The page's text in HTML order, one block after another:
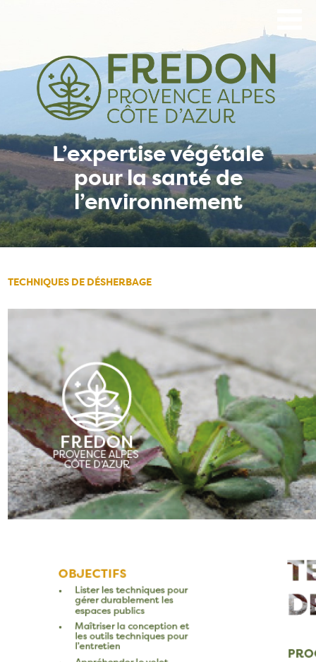
L’expertise végétale
pour la santé de
l’environnement
TECHNIQUES DE DÉSHERBAGE